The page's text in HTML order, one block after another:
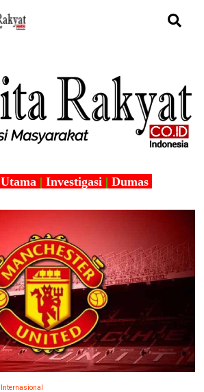
Utama | Investigasi | Dumas
Internasional